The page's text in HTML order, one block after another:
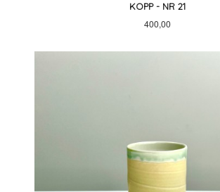
KOPP - NR 21
Pris
400,00